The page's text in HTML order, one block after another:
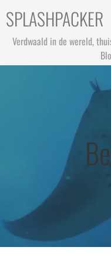
naar
inhoud
SPLASHPACKER
Verdwaald in de wereld,